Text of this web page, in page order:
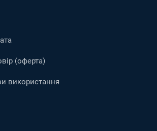
(оферта)
використання